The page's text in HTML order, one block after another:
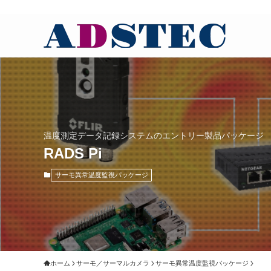
温度測定データ記録システムのエントリー製品パッケージ
RADS Pi
サーモ異常温度監視パッケージ
ホーム サーモ／サーマルカメラ サーモ異常温度監視パッケージ